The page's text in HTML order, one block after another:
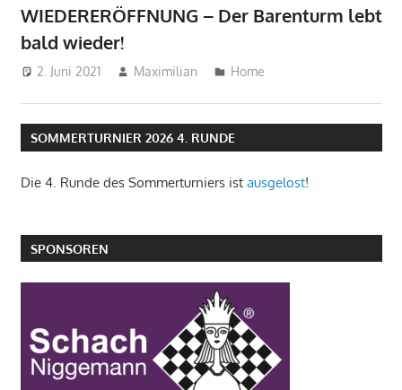
WIEDERERÖFFNUNG – Der Barenturm lebt
bald wieder!
2. Juni 2021 Maximilian Home
SOMMERTURNIER 2026 4. RUNDE
Die 4. Runde des Sommerturniers ist ausgelost!
SPONSOREN